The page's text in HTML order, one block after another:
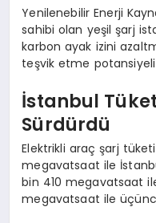
Yenilenebilir Enerji
sahibi olan yeşil şarj
karbon ayak izini
teşvik etme potansiyeli
İstanbul
Sürdürdü
Elektrikli araç şarj
megavatsaat ile
bin 410 megavatsaat
megavatsaat ile